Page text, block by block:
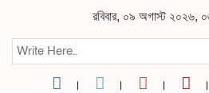
রবিবার, ০৯ অগাস্ট ২০২৬,